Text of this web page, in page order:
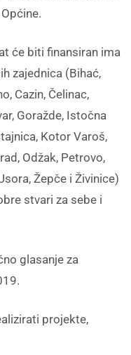
će biti finansiran ima
zajednica (Bihać,
Cazin, Čelinac,
Goražde, Istočna
Kotor Varoš,
Odžak, Petrovo,
Žepče i Živinice)
stvari za sebe i
glasanje za
projekte,